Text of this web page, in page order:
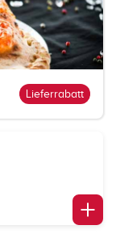
Lieferrabatt